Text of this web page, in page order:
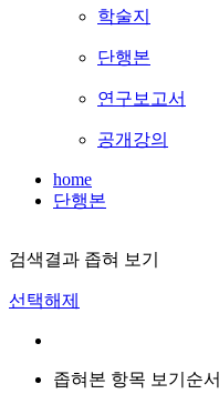
학술지
단행본
연구보고서
공개강의
home
단행본
검색결과 좁혀 보기
선택해제
좁혀본 항목 보기순서